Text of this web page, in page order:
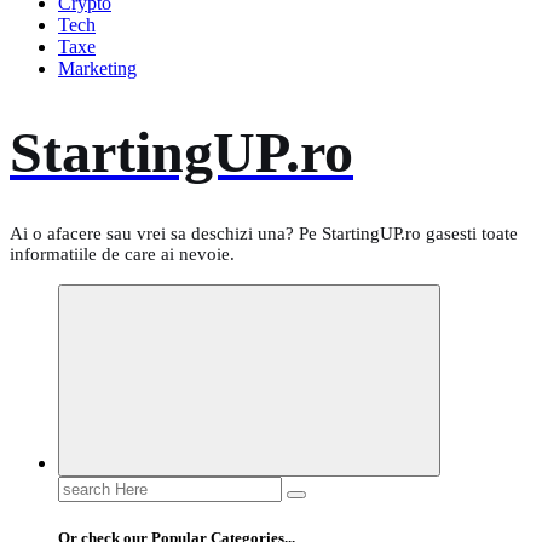
Tech
Taxe
Marketing
StartingUP.ro
Ai o afacere sau vrei sa deschizi una? Pe StartingUP.ro gasesti toate
informatiile de care ai nevoie.
Search
for:
Or check our Popular Categories...